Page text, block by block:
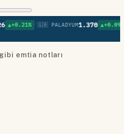
• 🇬🇧 PALADYUM1.370 ▲+0.09% • 🇬🇧
emtia notları